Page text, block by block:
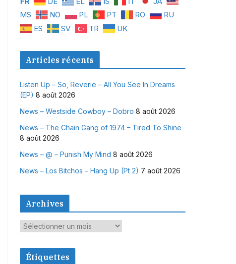
MS
NO PL PT RO
RU
ES
SV TR UK
Articles récents
Listen Up – So, Reverie – All You See In Dreams
(EP) 8 août 2026
News – Westside Cowboy – Dobro 8 août 2026
News – The Chain Gang of 1974 – Tired To Shine
8 août 2026
News – @ – Punish My Mind 8 août 2026
News – Los Bitchos – Hang Up (Pt 2) 7 août 2026
Archives
A
c
Étiquettes